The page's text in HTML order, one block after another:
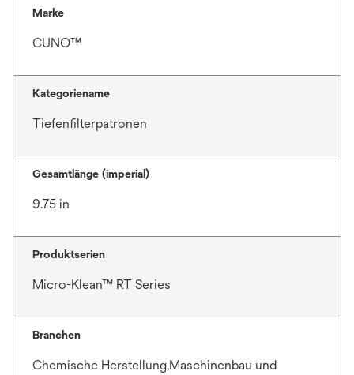
Marke
CUNO™
Kategoriename
Tiefenfilterpatronen
Gesamtlänge (imperial)
9.75 in
Produktserien
Micro-Klean™ RT Series
Branchen
Chemische Herstellung,Maschinenbau und